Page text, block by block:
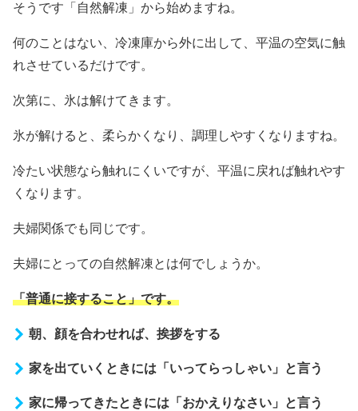
そうです「自然解凍」から始めますね。
何のことはない、冷凍庫から外に出して、平温の空気に触
れさせているだけです。
次第に、氷は解けてきます。
氷が解けると、柔らかくなり、調理しやすくなりますね。
冷たい状態なら触れにくいですが、平温に戻れば触れやす
くなります。
夫婦関係でも同じです。
夫婦にとっての自然解凍とは何でしょうか。
「普通に接すること」です。
朝、顔を合わせれば、挨拶をする
家を出ていくときには「いってらっしゃい」と言う
家に帰ってきたときには「おかえりなさい」と言う